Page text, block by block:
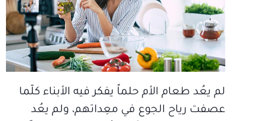
لم يعُد طعام الأم حلماً يفكر فيه الأبناء كلّما
عصفت رياح الجوع في معِداتهم، ولم يعُد